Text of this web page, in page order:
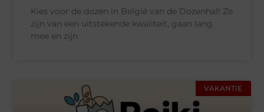
Kies voor de dozen in België van de Dozenhal! Ze
zijn van een uitstekende kwaliteit, gaan lang
mee en zijn
VAKANTIE